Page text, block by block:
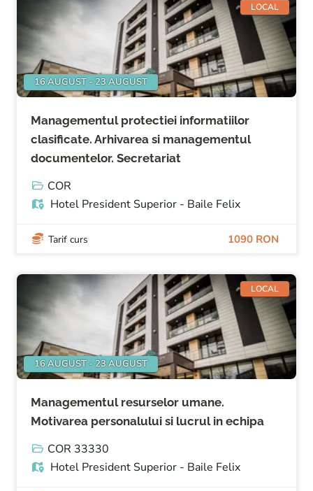
LOCAL
16 AUGUST - 23 AUGUST
Managementul protectiei informatiilor
clasificate. Arhivarea si managementul
documentelor. Secretariat
COR
Hotel President Superior - Baile Felix
Tarif curs 1090 RON
LOCAL
16 AUGUST - 23 AUGUST
Managementul resurselor umane.
Motivarea personalului si lucrul in echipa
COR 33330
Hotel President Superior - Baile Felix